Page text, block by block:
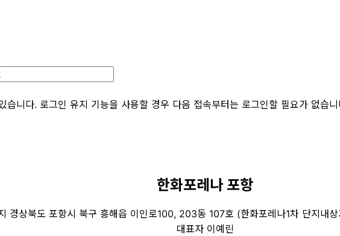
습니다. 로그인 유지 기능을 사용할 경우 다음 접속부터는 로그인할 필요가 없습
한화포레나 포항
경상북도 포항시 북구 흥해읍 이인로100, 203동 107호 (한화포레나1차 단
대표자 이예린